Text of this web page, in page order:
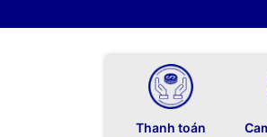
Thanh toán